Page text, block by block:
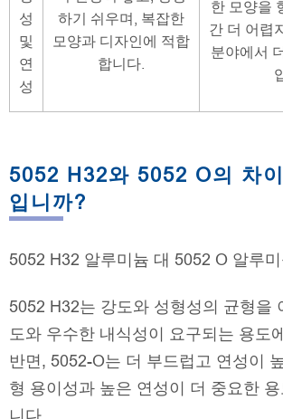
성
및
연
성
하기 쉬우며, 복잡한
모양과 디자인에 적합
합니다.
한 모양을
간 더 어렵
분야에서
5052 H32와 5052 O의 차
입니까?
5052 H32 알루미늄 대 5052 O 알루
5052 H32는 강도와 성형성의 균형을
도와 우수한 내식성이 요구되는 용도
반면, 5052-O는 더 부드럽고 연성이
형 용이성과 높은 연성이 더 중요한